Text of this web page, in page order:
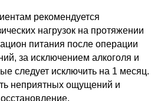
рекомендуется
нагрузок на протяжении
питания после операции
за исключением алкоголя и
следует исключить на 1 месяц.
неприятных ощущений и